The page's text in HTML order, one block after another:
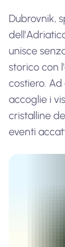
Dubrovnik,
unisce
storico con
costiero.
accoglie i
cristalline
eventi